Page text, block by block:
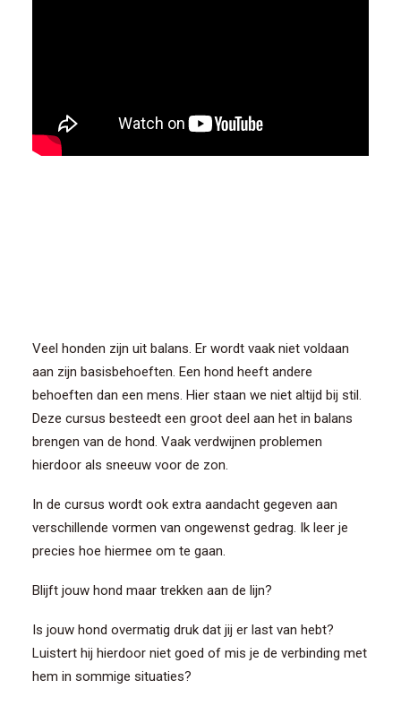
Veel honden zijn uit balans. Er wordt vaak niet voldaan
aan zijn basisbehoeften. Een hond heeft andere
behoeften dan een mens. Hier staan we niet altijd bij stil.
Deze cursus besteedt een groot deel aan het in balans
brengen van de hond. Vaak verdwijnen problemen
hierdoor als sneeuw voor de zon.
In de cursus wordt ook extra aandacht gegeven aan
verschillende vormen van ongewenst gedrag. Ik leer je
precies hoe hiermee om te gaan.
Blijft jouw hond maar trekken aan de lijn?
Is jouw hond overmatig druk dat jij er last van hebt?
Luistert hij hierdoor niet goed of mis je de verbinding met
hem in sommige situaties?